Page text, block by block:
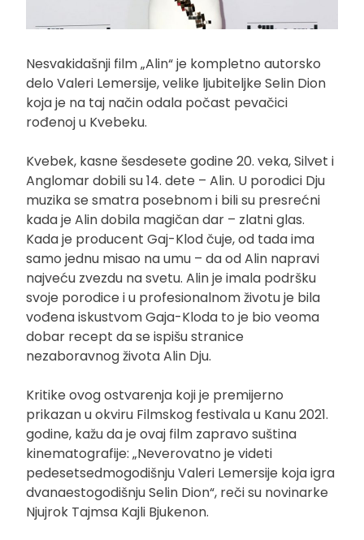
Nesvakidašnji film „Alin“ je kompletno autorsko
delo Valeri Lemersije, velike ljubiteljke Selin Dion
koja je na taj način odala počast pevačici
rođenoj u Kvebeku.
Kvebek, kasne šesdesete godine 20. veka, Silvet i
Anglomar dobili su 14. dete – Alin. U porodici Dju
muzika se smatra posebnom i bili su presrećni
kada je Alin dobila magičan dar – zlatni glas.
Kada je producent Gaj-Klod čuje, od tada ima
samo jednu misao na umu – da od Alin napravi
najveću zvezdu na svetu. Alin je imala podršku
svoje porodice i u profesionalnom životu je bila
vođena iskustvom Gaja-Kloda to je bio veoma
dobar recept da se ispišu stranice
nezaboravnog života Alin Dju.
Kritike ovog ostvarenja koji je premijerno
prikazan u okviru Filmskog festivala u Kanu 2021.
godine, kažu da je ovaj film zapravo suština
kinematografije: „Neverovatno je videti
pedesetsedmogodišnju Valeri Lemersije koja igra
dvanaestogodišnju Selin Dion“, reči su novinarke
Njujrok Tajmsa Kajli Bjukenon.